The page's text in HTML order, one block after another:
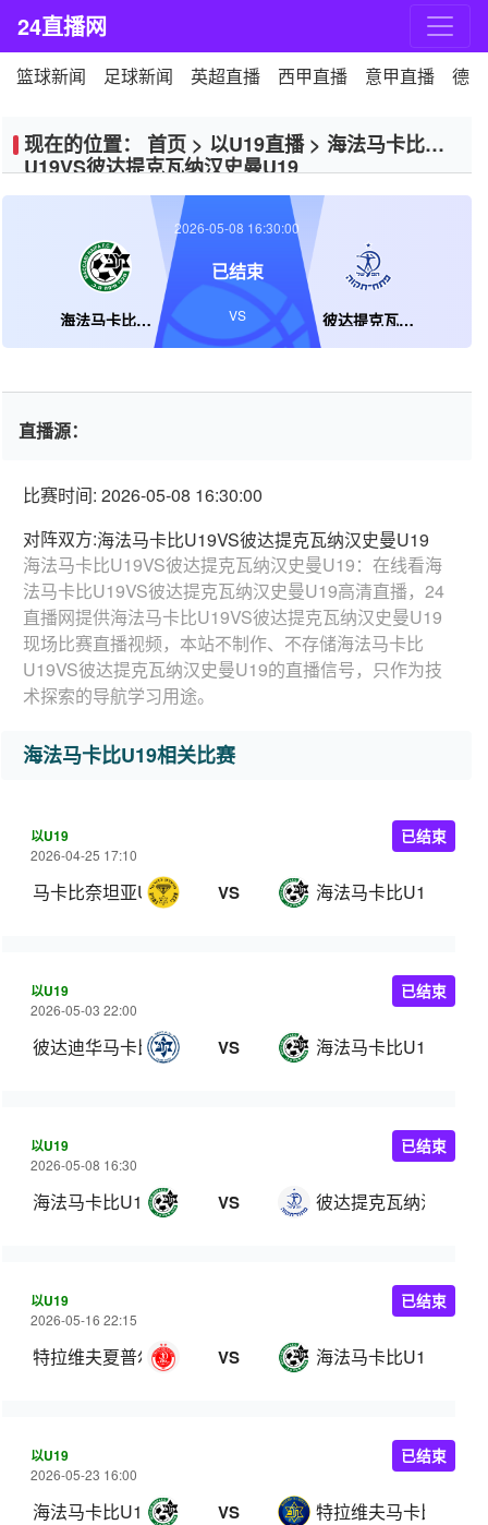
24直播网
篮球新闻 足球新闻 英超直播 西甲直播 意甲直播 德
现在的位置： 首页 > 以U19直播> 海法马卡比
U19VS彼达提克瓦纳汉史曼U19
海法马卡比U19 彼达提克瓦纳汉史曼U19
2026-05-08 16:30:00
已结束
VS
直播源：
比赛时间: 2026-05-08 16:30:00
对阵双方:海法马卡比U19VS彼达提克瓦纳汉史曼U19
海法马卡比U19VS彼达提克瓦纳汉史曼U19：在线看海
法马卡比U19VS彼达提克瓦纳汉史曼U19高清直播，24
直播网提供海法马卡比U19VS彼达提克瓦纳汉史曼U19
现场比赛直播视频，本站不制作、不存储海法马卡比
U19VS彼达提克瓦纳汉史曼U19的直播信号，只作为技
术探索的导航学习用途。
海法马卡比U19相关比赛
以U19
2026-04-25 17:10
马卡比奈坦亚U19 VS 海法马卡比U19
已结束
以U19
2026-05-03 22:00
彼达迪华马卡比U19 VS 海法马卡比U19
已结束
以U19
2026-05-08 16:30
海法马卡比U19 VS 彼达提克瓦纳汉史曼
已结束
以U19
2026-05-16 22:15
特拉维夫夏普尔U19 VS 海法马卡比U19
已结束
以U19
2026-05-23 16:00
海法马卡比U19 VS 特拉维夫马卡比U19
已结束